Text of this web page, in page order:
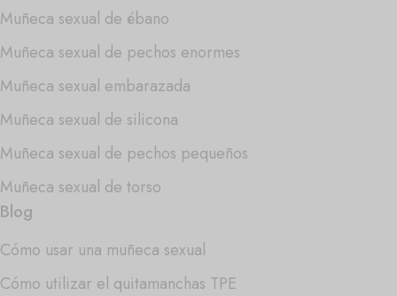
Muñeca sexual de ébano
Muñeca sexual de pechos enormes
Muñeca sexual embarazada
Muñeca sexual de silicona
Muñeca sexual de pechos pequeños
Muñeca sexual de torso
Blog
Cómo usar una muñeca sexual
Cómo utilizar el quitamanchas TPE